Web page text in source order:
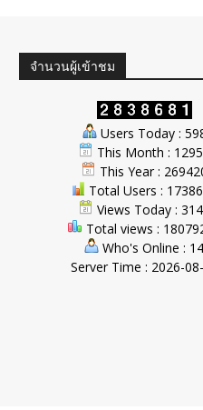
จำนวนผู้เข้าชม
Users Today :
This Month :
This Year :
Total Users :
Views Today :
Total views :
Who's Online : 14
Server Time : 2026-